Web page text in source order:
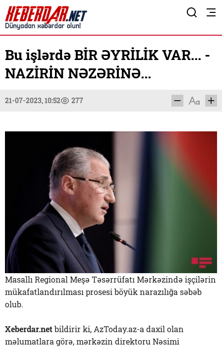
Bu işlərdə BİR ƏYRİLİK VAR... -
NAZİRİN NƏZƏRİNƏ...
21-07-2023, 10:52 277
Masallı Regional Meşə Təsərrüfatı Mərkəzində işçilərin
mükafatlandırılması prosesi böyük narazılığa səbəb
olub.
Xeberdar.netbildirir ki, AzToday.az-a daxil olan
məlumatlara görə, mərkəzin direktoru Nəsimi